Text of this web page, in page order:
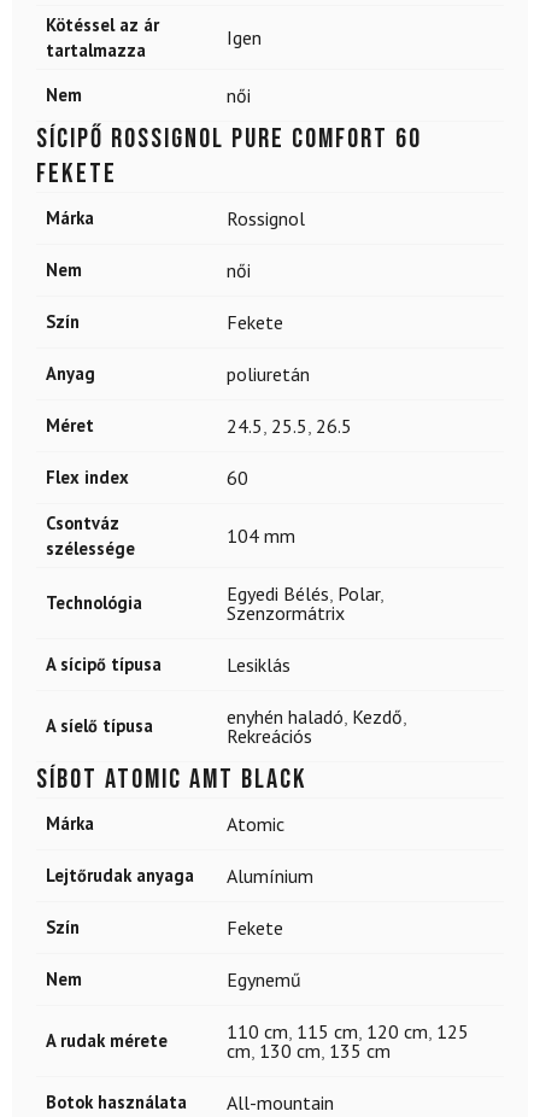
Kötéssel az ár
tartalmazza
Igen
Nem női
Sícipő ROSSIGNOL Pure Comfort 60
Fekete
Márka Rossignol
Nem női
Szín Fekete
Anyag poliuretán
Méret 24.5, 25.5, 26.5
Flex index 60
Csontváz
szélessége
104 mm
Technológia Egyedi Bélés, Polar,
Szenzormátrix
A sícipő típusa Lesiklás
A síelő típusa enyhén haladó, Kezdő,
Rekreációs
Síbot ATOMIC Amt Black
Márka Atomic
Lejtőrudak anyaga Alumínium
Szín Fekete
Nem Egynemű
A rudak mérete 110 cm, 115 cm, 120 cm, 125
cm, 130 cm, 135 cm
Botok használata All-mountain